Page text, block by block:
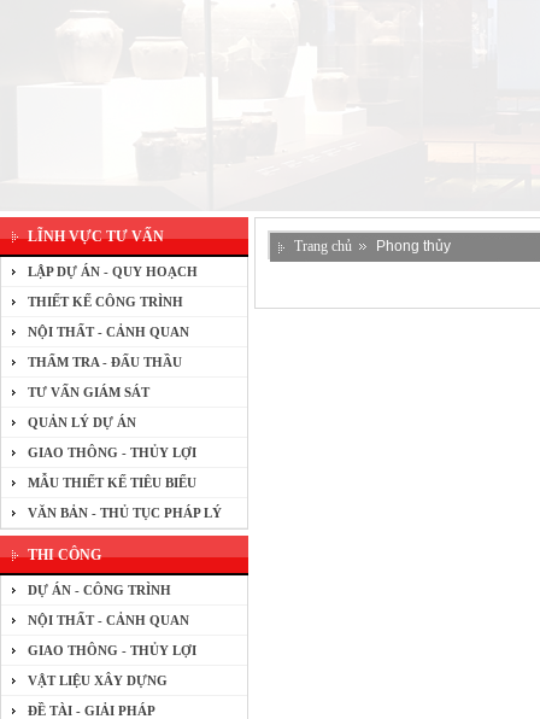
LĨNH VỰC TƯ VẤN
LẬP DỰ ÁN - QUY HOẠCH
THIẾT KẾ CÔNG TRÌNH
NỘI THẤT - CẢNH QUAN
THẨM TRA - ĐẤU THẦU
TƯ VẤN GIÁM SÁT
QUẢN LÝ DỰ ÁN
GIAO THÔNG - THỦY LỢI
MẪU THIẾT KẾ TIÊU BIỂU
VĂN BẢN - THỦ TỤC PHÁP LÝ
THI CÔNG
DỰ ÁN - CÔNG TRÌNH
NỘI THẤT - CẢNH QUAN
GIAO THÔNG - THỦY LỢI
VẬT LIỆU XÂY DỰNG
ĐỀ TÀI - GIẢI PHÁP
Trang chủ Phong thủy